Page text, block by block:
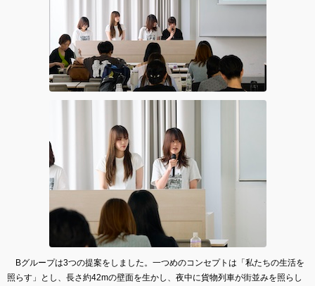
Bグループは3つの提案をしました。一つめのコンセプトは「私たちの生活を
照らす」とし、長さ約42mの壁面を生かし、夜中に貨物列車が街並みを照らし